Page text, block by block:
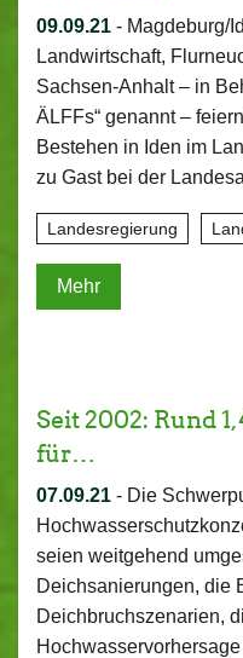
09.09.21 - Magdeburg/
Landwirtschaft,
Sachsen-Anhalt – in
ÄLFFs“ genannt –
Bestehen in Iden im
zu Gast bei der
Landesregierung
Mehr
Seit 2002: Rund
für…
07.09.21 - Die
seien weitgehend
Deichsanierungen, die
Deichbruchszenarien,